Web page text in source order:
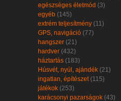
egészséges életmód (3)
egyéb (145)
extrém teljesítmény (11)
GPS, navigáció (77)
hangszer (21)
hardver (432)
háztartás (183)
Húsvét, nyúl, ajándék (21)
ingatlan, építészet(115)
játékok (253)
karácsonyi pazarságok (43)